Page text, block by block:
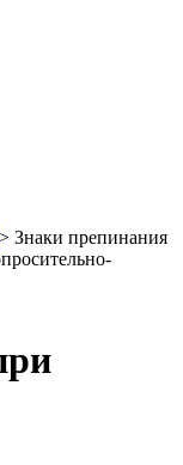
> Знаки препинания